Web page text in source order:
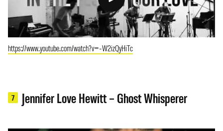
https://www.youtube.com/watch?v=-W2izQyHiTc
7 Jennifer Love Hewitt – Ghost Whisperer